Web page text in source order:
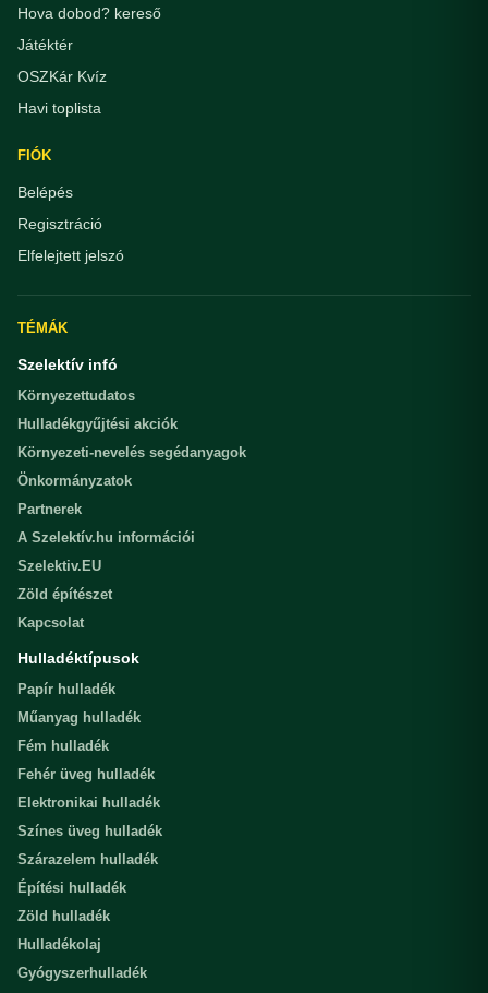
Hova dobod? kereső
Játéktér
OSZKár Kvíz
Havi toplista
FIÓK
Belépés
Regisztráció
Elfelejtett jelszó
TÉMÁK
Szelektív infó
Környezettudatos
Hulladékgyűjtési akciók
Környezeti-nevelés segédanyagok
Önkormányzatok
Partnerek
A Szelektív.hu információi
Szelektiv.EU
Zöld építészet
Kapcsolat
Hulladéktípusok
Papír hulladék
Műanyag hulladék
Fém hulladék
Fehér üveg hulladék
Elektronikai hulladék
Színes üveg hulladék
Szárazelem hulladék
Építési hulladék
Zöld hulladék
Hulladékolaj
Gyógyszerhulladék